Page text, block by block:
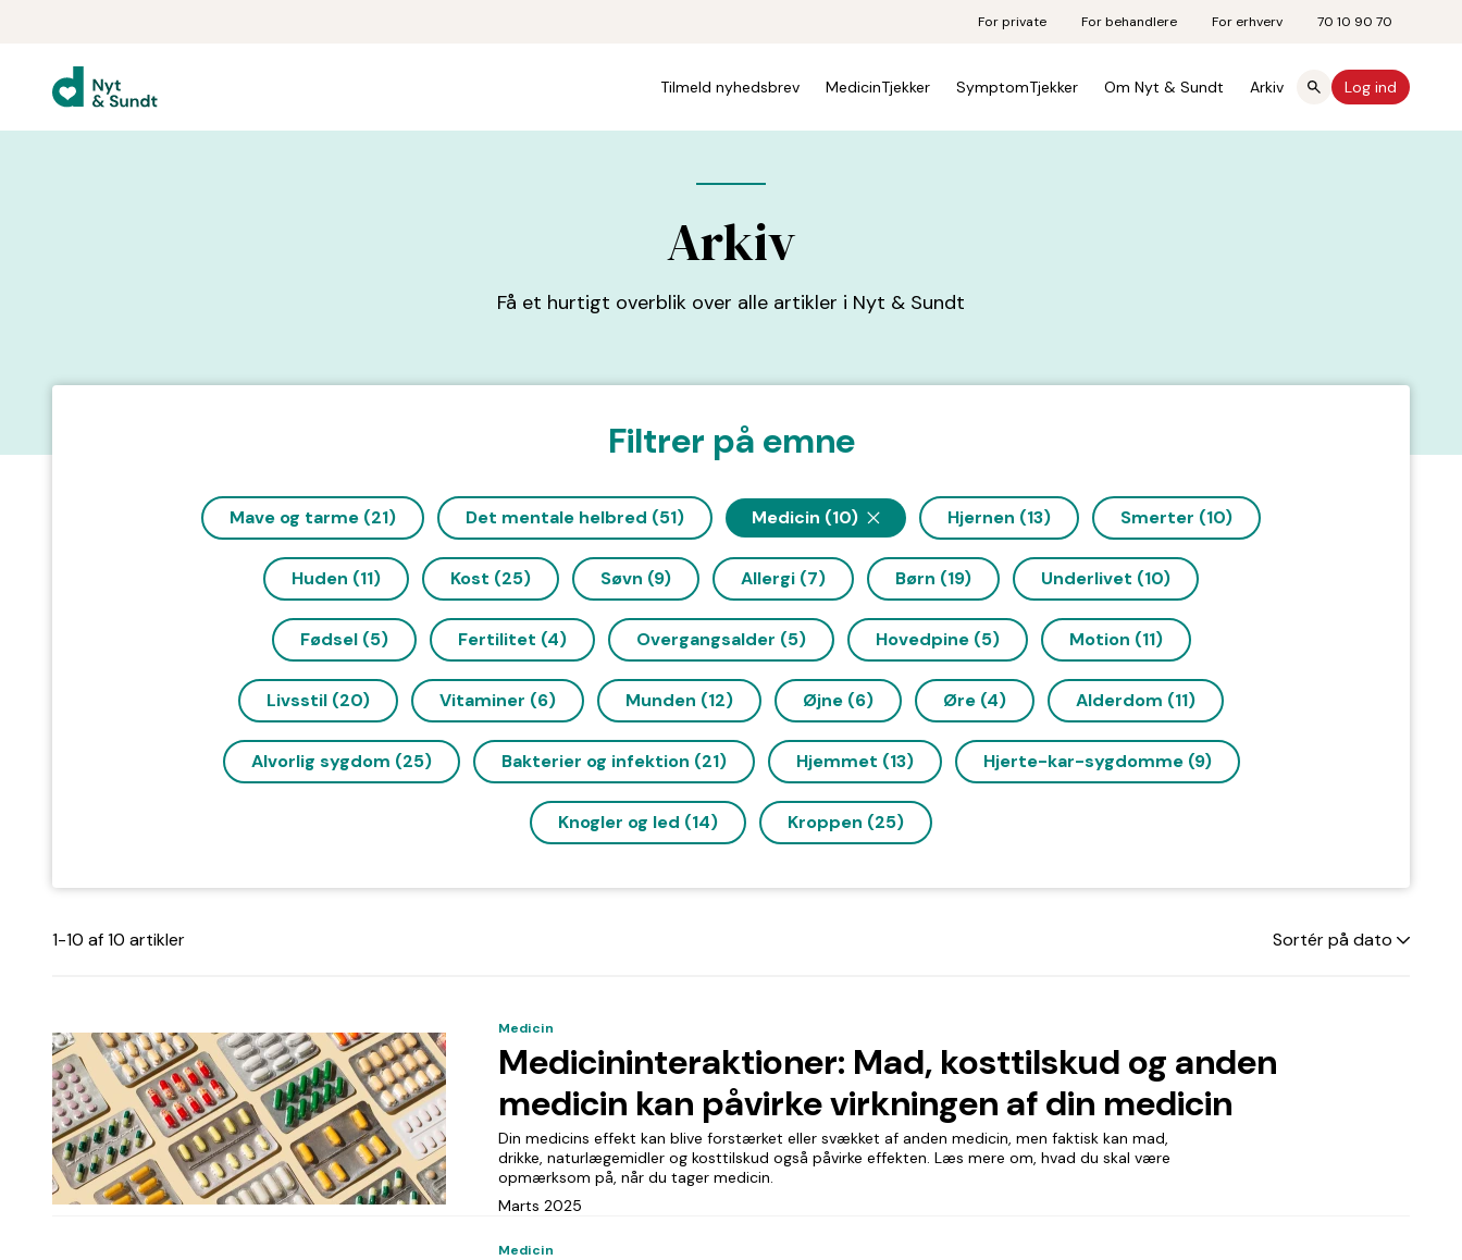
For private For behandlere For erhverv 70 10 90 70
Tilmeld nyhedsbrev MedicinTjekker SymptomTjekker Om Nyt & Sundt Arkiv Log ind
Arkiv
Få et hurtigt overblik over alle artikler i Nyt & Sundt
Filtrer på emne
Mave og tarme (21) Det mentale helbred (51) Medicin (10) Hjernen (13) Smerter (10)
Huden (11) Kost (25) Søvn (9) Allergi (7) Børn (19) Underlivet (10)
Fødsel (5) Fertilitet (4) Overgangsalder (5) Hovedpine (5) Motion (11)
Livsstil (20) Vitaminer (6) Munden (12) Øjne (6) Øre (4) Alderdom (11)
Alvorlig sygdom (25) Bakterier og infektion (21) Hjemmet (13) Hjerte-kar-sygdomme (9)
Knogler og led (14) Kroppen (25)
1-10 af 10 artikler
Medicin
Medicininteraktioner: Mad, kosttilskud og anden
medicin kan påvirke virkningen af din medicin
Din medicins effekt kan blive forstærket eller svækket af anden medicin, men faktisk kan mad,
drikke, naturlægemidler og kosttilskud også påvirke effekten. Læs mere om, hvad du skal være
opmærksom på, når du tager medicin.
Marts 2025
Medicin